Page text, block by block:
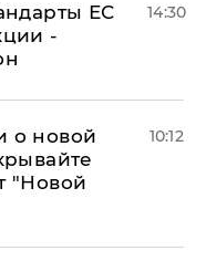
ЕС
-
14:30
о новой
"Новой
10:12